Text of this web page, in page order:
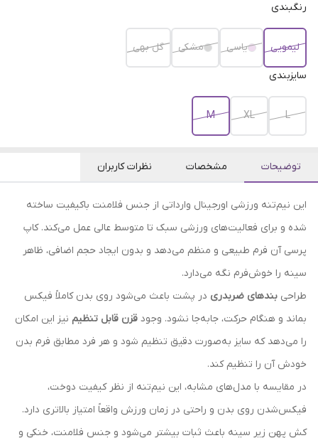
رنگبندی
لیمویی یاسی مشکی گل بهی
سایزبندی
L
XL
M
توضیحات مشخصات نظرات کاربران
این نیم‌تنه ورزشی اورجینال وارداتی از جنس فلامنت باکیفیت ساخته
شده و برای فعالیت‌های ورزشی سبک تا متوسط عالی عمل می‌کند. کاپ
پرسی آن فرم طبیعی و منظم می‌دهد و بدون ایجاد حجم اضافی، ظاهر
سینه را خوش‌فرم نگه می‌دارد.
طراحی بندهای ضربدری در پشت باعث می‌شود روی بدن کاملاً فیکس
بماند و هنگام حرکت، جابه‌جا نشود. وجود قزن قابل تنظیم نیز این امکان
را می‌دهد که سایز به‌صورت دقیق تنظیم شود و هر فرد مطابق فرم بدن
خودش آن را تنظیم کند.
در مقایسه با مدل‌های مشابه، این نیم‌تنه از نظر کیفیت دوخت،
فیکس‌شدن روی بدن و راحتی در زمان ورزش واقعاً امتیاز بالاتری دارد.
کش پهن زیر سینه باعث ثبات بیشتر می‌شود و جنس فلامنت، خنکی و